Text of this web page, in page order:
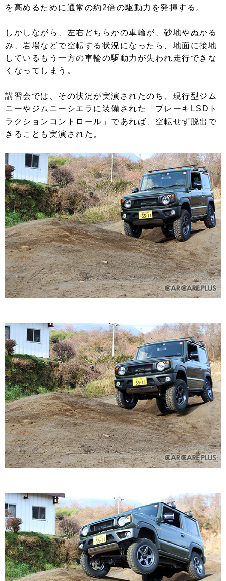
を高めるために通常の約2倍の駆動力を発揮する。
しかしながら、左右どちらかの車輪が、砂地やぬかる
み、岩場などで空転する状況になったら、地面に接地
しているもう一方の車輪の駆動力が失われ走行できな
くなってしまう。
講習会では、その状況が実演されたのち、現行型ジム
ニーやジムニーシエラに装備された「ブレーキLSDト
ラクションコントロール」であれば、空転せず脱出で
きることも実演された。